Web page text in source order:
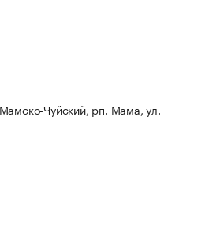
Чуйский, рп. Мама, ул.